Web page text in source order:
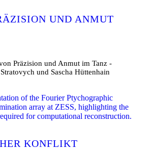
UND ANMUT
Präzision und Anmut im Tanz -
und Sascha Hüttenhain
KONFLIKT